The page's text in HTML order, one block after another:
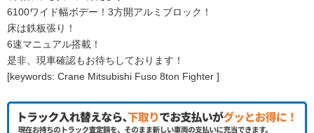
6100ワイド幅ボデー！3方開アルミブロック！
床は鉄板張り！
6速マニュアル搭載！
是非、現車確認もお待ちしております！
[keywords: Crane Mitsubishi Fuso 8ton Fighter ]